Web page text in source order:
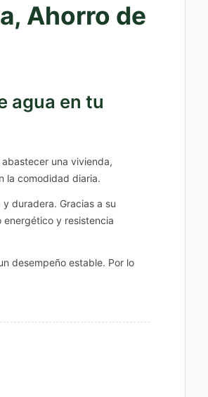
Ahorro de
agua en tu
una vivienda,
la comodidad diaria.
duradera. Gracias a su
energético y resistencia
desempeño estable. Por lo